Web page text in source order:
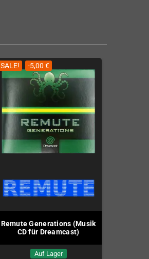
SALE! -5,00 €
Remute Generations (Musik
CD für Dreamcast)
Auf Lager